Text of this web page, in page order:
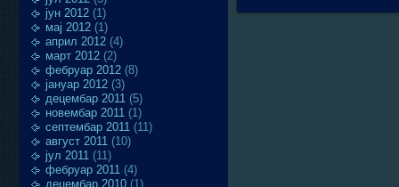
јун 2012 (1)
мај 2012 (1)
април 2012 (4)
март 2012 (2)
фебруар 2012 (8)
јануар 2012 (3)
децембар 2011 (5)
новембар 2011 (1)
септембар 2011 (11)
август 2011 (10)
јул 2011 (11)
фебруар 2011 (4)
децембар 2010 (1)